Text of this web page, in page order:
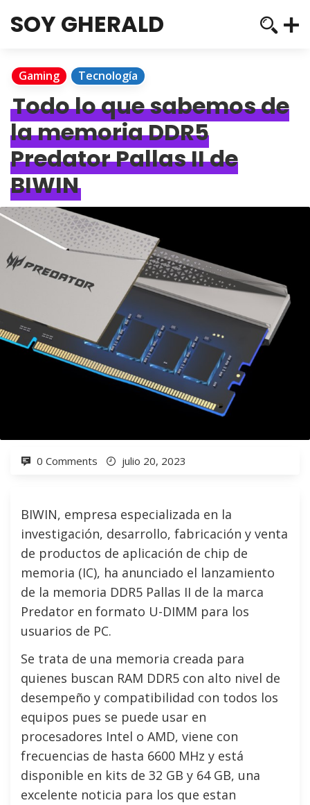
SOY GHERALD
Gaming Tecnología
Todo lo que sabemos de
la memoria DDR5
Predator Pallas II de
BIWIN
0 Comments julio 20, 2023
BIWIN, empresa especializada en la
investigación, desarrollo, fabricación y venta
de productos de aplicación de chip de
memoria (IC), ha anunciado el lanzamiento
de la memoria DDR5 Pallas II de la marca
Predator en formato U-DIMM para los
usuarios de PC.
Se trata de una memoria creada para
quienes buscan RAM DDR5 con alto nivel de
desempeño y compatibilidad con todos los
equipos pues se puede usar en
procesadores Intel o AMD, viene con
frecuencias de hasta 6600 MHz y está
disponible en kits de 32 GB y 64 GB, una
excelente noticia para los que estan